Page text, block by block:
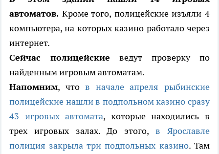
автоматов. Кроме того, полицейские изъяли 4
компьютера, на которых казино работало через
интернет.
Сейчас полицейские ведут проверку по
найденным игровым автоматам.
Напомним, чтов начале апреля рыбинские
полицейские нашли в подпольном казино сразу
43 игровых автомата, которые находились в
трех игровых залах. До этого,в Ярославле
полиция закрыла три подпольных казино. Там